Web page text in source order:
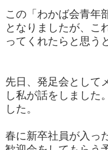
この「わかば会青年
となりましたが、こ
ってくれたらと思う
先日、発足会として
し私が話をしました
した。
春に新卒社員が入っ